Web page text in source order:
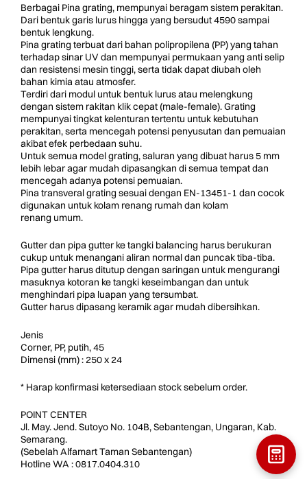
Berbagai Pina grating, mempunyai beragam sistem perakitan.
Dari bentuk garis lurus hingga yang bersudut 4590 sampai
bentuk lengkung.
Pina grating terbuat dari bahan polipropilena (PP) yang tahan
terhadap sinar UV dan mempunyai permukaan yang anti selip
dan resistensi mesin tinggi, serta tidak dapat diubah oleh
bahan kimia atau atmosfer.
Terdiri dari modul untuk bentuk lurus atau melengkung
dengan sistem rakitan klik cepat (male-female). Grating
mempunyai tingkat kelenturan tertentu untuk kebutuhan
perakitan, serta mencegah potensi penyusutan dan pemuaian
akibat efek perbedaan suhu.
Untuk semua model grating, saluran yang dibuat harus 5 mm
lebih lebar agar mudah dipasangkan di semua tempat dan
mencegah adanya potensi pemuaian.
Pina transveral grating sesuai dengan EN-13451-1 dan cocok
digunakan untuk kolam renang rumah dan kolam
renang umum.
Gutter dan pipa gutter ke tangki balancing harus berukuran
cukup untuk menangani aliran normal dan puncak tiba-tiba.
Pipa gutter harus ditutup dengan saringan untuk mengurangi
masuknya kotoran ke tangki keseimbangan dan untuk
menghindari pipa luapan yang tersumbat.
Gutter harus dipasang keramik agar mudah dibersihkan.
Jenis
Corner, PP, putih, 45
Dimensi (mm) : 250 x 24
* Harap konfirmasi ketersediaan stock sebelum order.
POINT CENTER
Jl. May. Jend. Sutoyo No. 104B, Sebantengan, Ungaran, Kab.
Semarang.
(Sebelah Alfamart Taman Sebantengan)
Hotline WA : 0817.0404.310